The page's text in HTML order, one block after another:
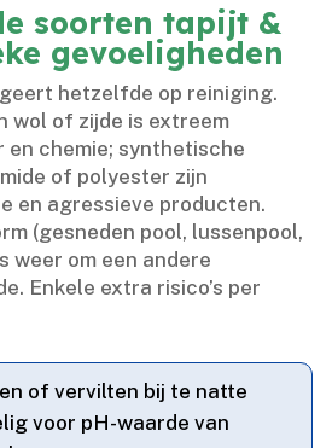
soorten tapijt &
gevoeligheden
hetzelfde op reiniging.​
wol of zijde is extreem
en chemie; synthetische
of polyester zijn
en agressieve producten.​
(gesneden pool, lussenpool,
weer om een andere
Enkele extra risico’s per
of vervilten bij te natte
voor pH-waarde van